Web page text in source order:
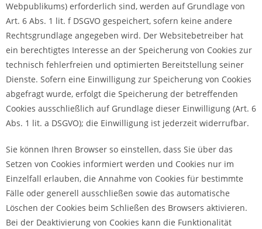
Webpublikums) erforderlich sind, werden auf Grundlage von
Art. 6 Abs. 1 lit. f DSGVO gespeichert, sofern keine andere
Rechtsgrundlage angegeben wird. Der Websitebetreiber hat
ein berechtigtes Interesse an der Speicherung von Cookies zur
technisch fehlerfreien und optimierten Bereitstellung seiner
Dienste. Sofern eine Einwilligung zur Speicherung von Cookies
abgefragt wurde, erfolgt die Speicherung der betreffenden
Cookies ausschließlich auf Grundlage dieser Einwilligung (Art. 6
Abs. 1 lit. a DSGVO); die Einwilligung ist jederzeit widerrufbar.
Sie können Ihren Browser so einstellen, dass Sie über das
Setzen von Cookies informiert werden und Cookies nur im
Einzelfall erlauben, die Annahme von Cookies für bestimmte
Fälle oder generell ausschließen sowie das automatische
Löschen der Cookies beim Schließen des Browsers aktivieren.
Bei der Deaktivierung von Cookies kann die Funktionalität